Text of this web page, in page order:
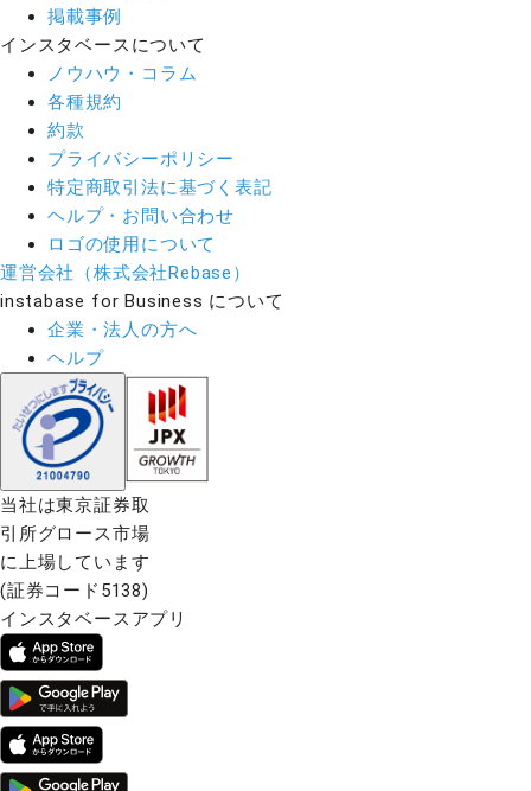
掲載事例
インスタベースについて
ノウハウ・コラム
各種規約
約款
プライバシーポリシー
特定商取引法に基づく表記
ヘルプ・お問い合わせ
ロゴの使用について
運営会社（株式会社Rebase）
instabase for Business について
企業・法人の方へ
ヘルプ
当社は東京証券取
引所グロース市場
に上場しています
(証券コード5138)
インスタベースアプリ